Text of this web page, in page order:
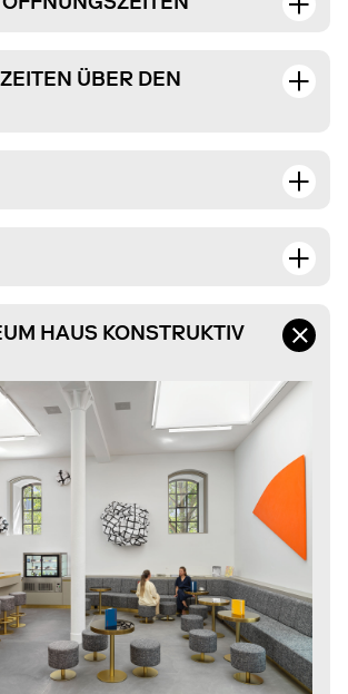
ÜBER DEN
HAUS KONSTRUKTIV